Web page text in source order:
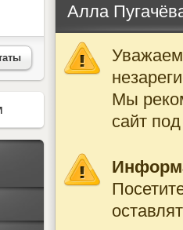
Алла
Мы
сайт